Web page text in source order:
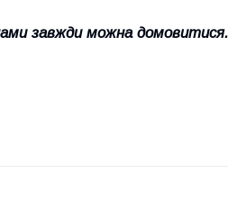
завжди можна домовитися.